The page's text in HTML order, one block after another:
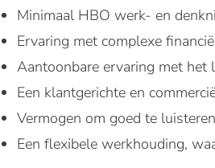
Minimaal HBO werk- en
Ervaring met complexe
Aantoonbare ervaring met het
Een klantgerichte en
Vermogen om goed te
Een flexibele werkhouding,